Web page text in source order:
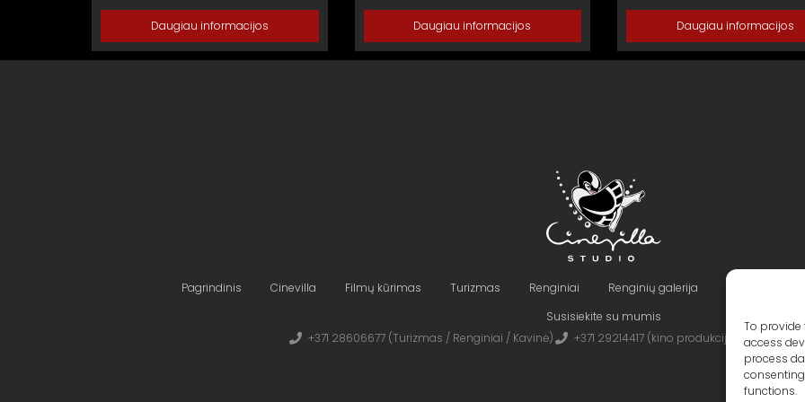
To provide
access
process
functions.
Daugiau informacijos Daugiau informacijos Daugiau informacijos
Pagrindinis Cinevilla Filmų kūrimas Turizmas Renginiai Renginių galerija
Susisiekite su mumis
+371 28606677 (Turizmas / Renginiai / Kavinė)
+371 29214417 (kino produkcija) Cinevilla